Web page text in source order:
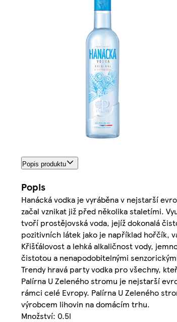
Popis produktu
Popis
Hanácká vodka je vyráběna v nejstarší
začal vznikat již před několika staletími.
tvoří prostějovská voda, jejíž dokonalá
pozitivních látek jako je například hořčík,
Křišťálovost a lehká alkaličnost vody,
čistotou a nenapodobitelnými
Trendy hravá party vodka pro všechny,
Palírna U Zeleného stromu je nejstarší
rámci celé Evropy. Palírna U Zeleného
výrobcem lihovin na domácím trhu.
Množství: 0.5l